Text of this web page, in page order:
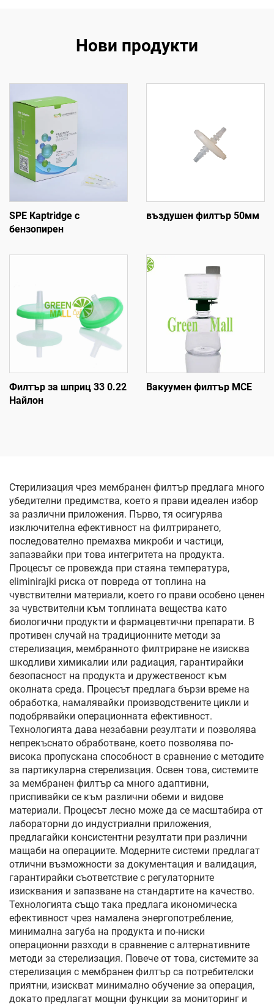
Нови продукти
SPE Карtridge с
бензопирен
въздушен филтър 50мм
Филтър за шприц 33 0.22
Найлон
Вакуумен филтър MCE
Стерилизация чрез мембранен филтър предлага много
убедителни предимства, което я прави идеален избор
за различни приложения. Първо, тя осигурява
изключителна ефективност на филтрирането,
последователно премахва микроби и частици,
запазвайки при това интегритета на продукта.
Процесът се провежда при стаяна температура,
eliminirajki риска от повреда от топлина на
чувствителни материали, което го прави особено ценен
за чувствителни към топлината вещества като
биологични продукти и фармацевтични препарати. В
противен случай на традиционните методи за
стерелизация, мембранното филтриране не изисква
шкодливи химикалии или радиация, гарантирайки
безопасност на продукта и дружественост към
околната среда. Процесът предлага бързи време на
обработка, намалявайки производствените цикли и
подобрявайки операционната ефективност.
Технологията дава незабавни резултати и позволява
непрекъснато обработване, което позволява по-
висока пропускана способност в сравнение с методите
за партикуларна стерелизация. Освен това, системите
за мембранен филтър са много адаптивни,
приспивайки се към различни обеми и видове
материали. Процесът лесно може да се масштабира от
лабораторни до индустриални приложения,
предлагайки консистентни резултати при различни
мащаби на операциите. Модерните системи предлагат
отлични възможности за документация и валидация,
гарантирайки съответствие с регулаторните
изисквания и запазване на стандартите на качество.
Технологията също така предлага икономическа
ефективност чрез намалена энергопотребление,
минимална загуба на продукта и по-ниски
операционни разходи в сравнение с алтернативните
методи за стерелизация. Повече от това, системите за
стерелизация с мембранен филтър са потребителски
приятни, изискват минимално обучение за операция,
докато предлагат мощни функции за мониторинг и